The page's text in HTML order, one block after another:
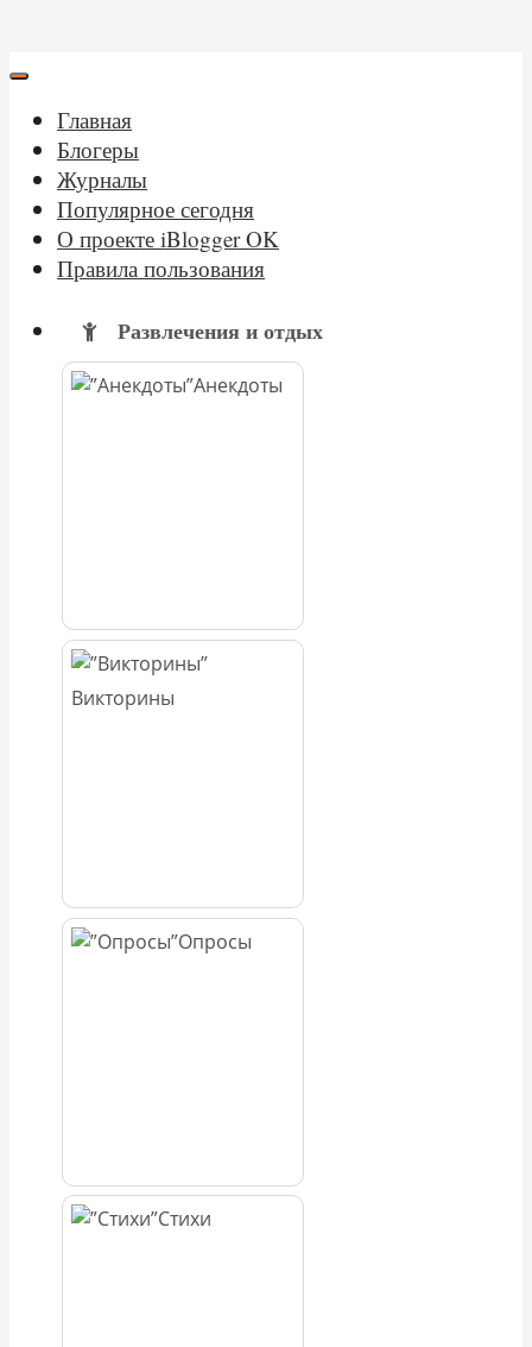
Главная
Блогеры
Журналы
Популярное сегодня
О проекте iBlogger OK
Правила пользования
Развлечения и отдых
Анекдоты
Викторины
Опросы
Стихи